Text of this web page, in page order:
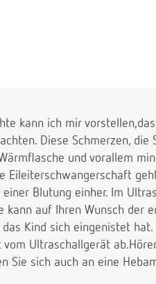
kann ich mir
Diese Schmerzen, die
und vorallem
Eileiterschwangerschaft
Blutung einher. Im
kann auf Ihren Wunsch der
Kind sich eingenistet
Ultraschallgerät
Sie sich auch an eine